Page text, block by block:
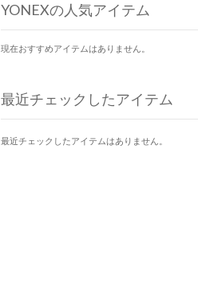
YONEXの人気アイテム
現在おすすめアイテムはありません。
最近チェックしたアイテム
最近チェックしたアイテムはありません。